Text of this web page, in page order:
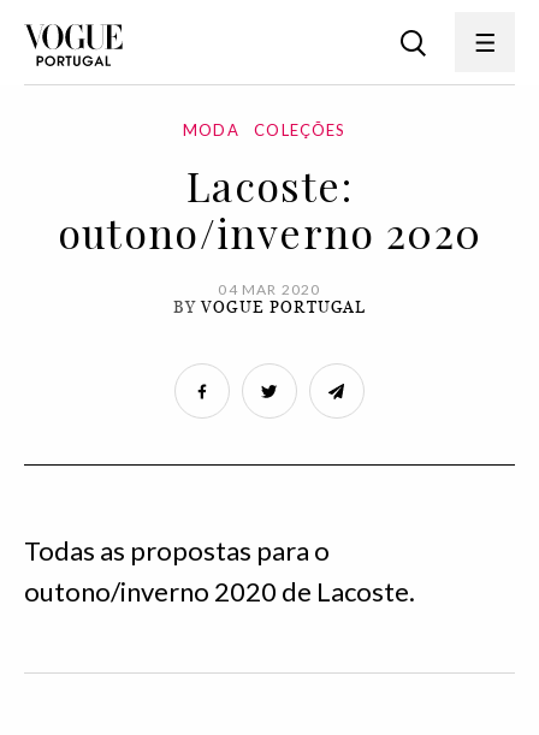
MODA COLEÇÕES
Lacoste:
outono/inverno 2020
04 MAR 2020
BYVOGUE PORTUGAL
Todas as propostas para o
outono/inverno 2020 de Lacoste.